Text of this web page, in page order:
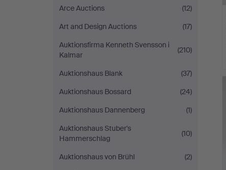
Arce Auctions
(12)
Art and Design Auctions
(17)
Auktionsfirma Kenneth Svensson i
Kalmar
(210)
Auktionshaus Blank
(37)
Auktionshaus Bossard
(24)
Auktionshaus Dannenberg
(1)
Auktionshaus Stuber's
Hammerschlag
(10)
Auktionshaus von Brühl
(2)